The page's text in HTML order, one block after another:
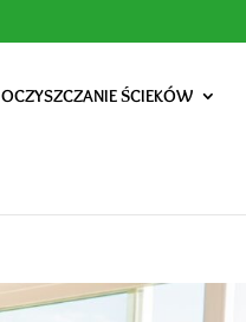
OCZYSZCZANIE ŚCIEKÓW